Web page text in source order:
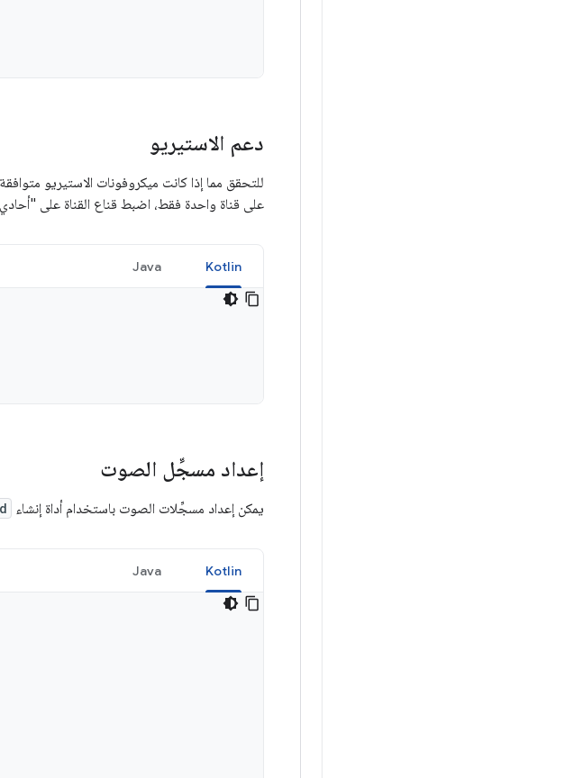
دعم الاستيريو
للتحقق مما إذا كانت ميكروفونات الاستيريو
على قناة واحدة فقط، اضبط قناع القناة على
Kotlin
Java
إعداد مسجِّل الصوت
يمكن إعداد مسجِّلات الصوت باستخدام أداة إنشاء
Kotlin
Java